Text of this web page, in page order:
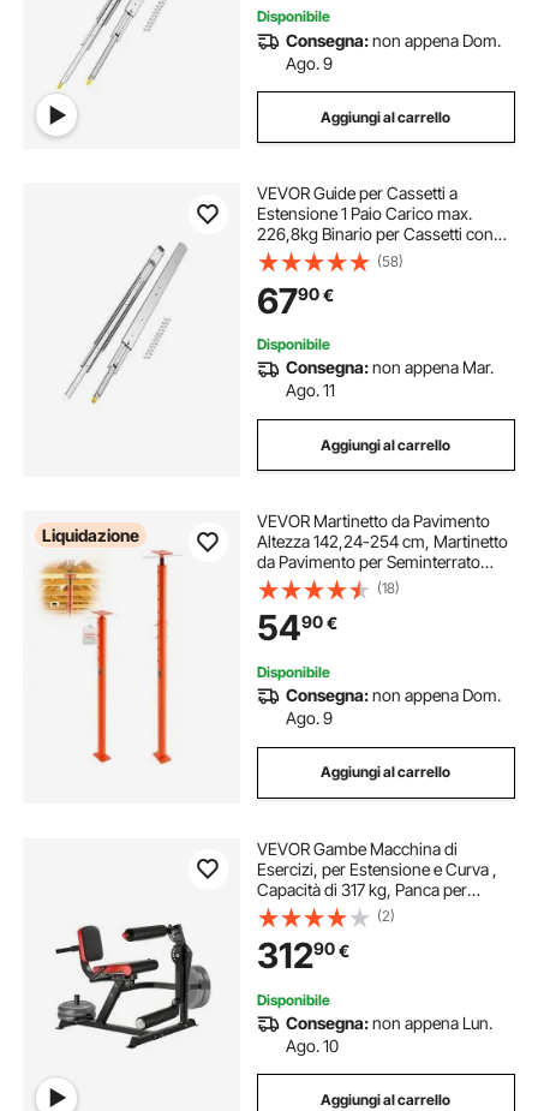
Disponibile
Consegna:non appena Dom.
Ago. 9
Aggiungi al carrello
VEVOR Guide per Cassetti a
Estensione 1 Paio Carico max.
226,8kg Binario per Cassetti con
Bloccaggio Cuscinetti a Sfera Guida
Scorrevole per Armadio Lunghezza
Estensione 1221mm Finitura Zincata
(58)
6790€
Disponibile
Consegna:non appena Mar.
Ago. 11
Aggiungi al carrello
Liquidazione
VEVOR Martinetto da Pavimento
Altezza 142,24-254 cm, Martinetto
da Pavimento per Seminterrato
Regolabile per Livellamento, Portata
8164,66 kg, Palo di Supporto
Sollevamento Telescopico in
Acciaio
(18)
5490€
Disponibile
Consegna:non appena Dom.
Ago. 9
Aggiungi al carrello
VEVOR Gambe Macchina di
Esercizi, per Estensione e Curva ,
Capacità di 317 kg, Panca per
Allungamento, Attrezzatura
Regolabile Estensione Rotatoria per
le Cosce Allenamento per Palestra
(2)
31290€
Disponibile
Consegna:non appena Lun.
Ago. 10
Aggiungi al carrello